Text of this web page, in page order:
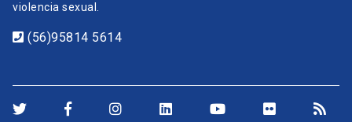
violencia sexual.
(56)95814 5614